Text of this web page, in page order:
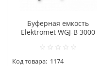
Буферная емкость
Elektromet WGJ-B 3000
Код товара: 1174